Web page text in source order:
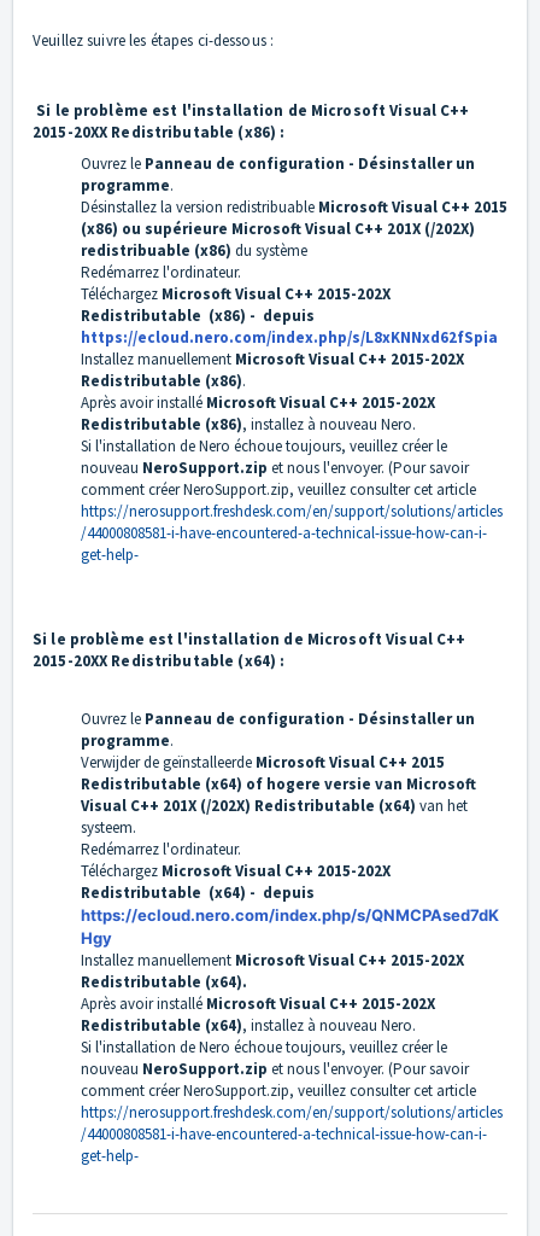
Veuillez suivre les étapes ci-dessous :
Si le problème est l'installation de Microsoft Visual C++
2015-20XX Redistributable (x86) :
Ouvrez le Panneau de configuration - Désinstaller un
programme.
Désinstallez la version redistribuable Microsoft Visual C++ 2015
(x86) ou supérieure Microsoft Visual C++ 201X (/202X)
redistribuable (x86) du système
Redémarrez l'ordinateur.
Téléchargez Microsoft Visual C++ 2015-202X
Redistributable (x86) - depuis
https://ecloud.nero.com/index.php/s/L8xKNNxd62fSpia
Installez manuellement Microsoft Visual C++ 2015-202X
Redistributable (x86).
Après avoir installé Microsoft Visual C++ 2015-202X
Redistributable (x86), installez à nouveau Nero.
Si l'installation de Nero échoue toujours, veuillez créer le
nouveau NeroSupport.zip et nous l'envoyer. (Pour savoir
comment créer NeroSupport.zip, veuillez consulter cet article
https://nerosupport.freshdesk.com/en/support/solutions/articles
/44000808581-i-have-encountered-a-technical-issue-how-can-i-
get-help-
Si le problème est l'installation de Microsoft Visual C++
2015-20XX Redistributable (x64) :
Ouvrez le Panneau de configuration - Désinstaller un
programme.
Verwijder de geïnstalleerde Microsoft Visual C++ 2015
Redistributable (x64) of hogere versie van Microsoft
Visual C++ 201X (/202X) Redistributable (x64) van het
systeem.
Redémarrez l'ordinateur.
Téléchargez Microsoft Visual C++ 2015-202X
Redistributable (x64) - depuis
https://ecloud.nero.com/index.php/s/QNMCPAsed7dK
Hgy
Installez manuellement Microsoft Visual C++ 2015-202X
Redistributable (x64).
Après avoir installé Microsoft Visual C++ 2015-202X
Redistributable (x64), installez à nouveau Nero.
Si l'installation de Nero échoue toujours, veuillez créer le
nouveau NeroSupport.zip et nous l'envoyer. (Pour savoir
comment créer NeroSupport.zip, veuillez consulter cet article
https://nerosupport.freshdesk.com/en/support/solutions/articles
/44000808581-i-have-encountered-a-technical-issue-how-can-i-
get-help-